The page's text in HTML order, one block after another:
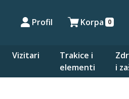
Profil Korpa 0
Vizitari
Trakice i
elementi
i